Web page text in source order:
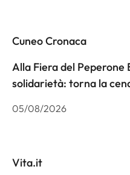
Cuneo Cronaca
Alla Fiera del Peperone
solidarietà: torna la
05/08/2026
Vita.it